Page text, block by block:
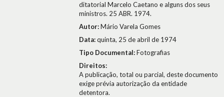
ditatorial Marcelo Caetano e alguns dos seus
ministros. 25 ABR. 1974.
Autor:Mário Varela Gomes
Data:quinta, 25 de abril de 1974
Tipo Documental:Fotografias
Direitos:
A publicação, total ou parcial, deste documento
exige prévia autorização da entidade
detentora.